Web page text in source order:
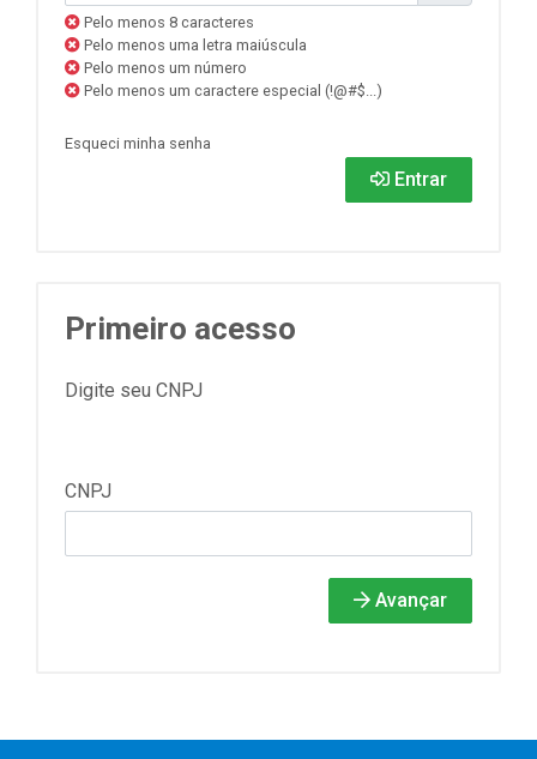
Pelo menos 8 caracteres
Pelo menos uma letra maiúscula
Pelo menos um número
Pelo menos um caractere especial (!@#$...)
Esqueci minha senha
Entrar
Primeiro acesso
Digite seu CNPJ
CNPJ
Avançar